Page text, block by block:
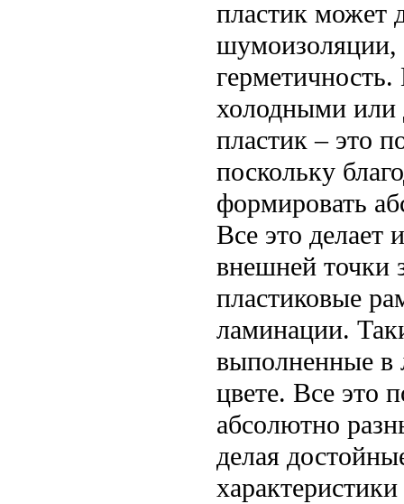
пластик может
шумоизоляции,
холодными или
пластик – это
поскольку
формировать
Все это делает
внешней точки
пластиковые
ламинации.
выполненные в
цвете. Все это
абсолютно
делая